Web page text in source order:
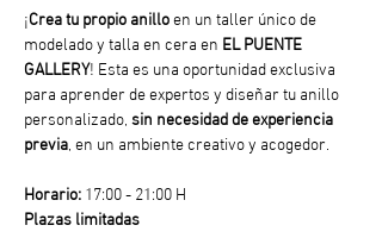
¡Crea tu propio anillo en un taller único de
modelado y talla en cera en EL PUENTE
GALLERY! Esta es una oportunidad exclusiva
para aprender de expertos y diseñar tu anillo
personalizado, sin necesidad de experiencia
previa, en un ambiente creativo y acogedor.
Horario: 17:00 - 21:00 H
Plazas limitadas